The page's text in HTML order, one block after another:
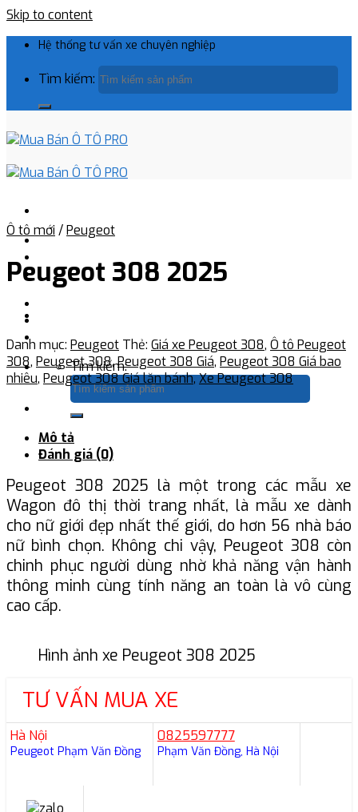
Skip to content
Hệ thống tư vấn xe chuyên nghiệp
Tìm kiếm:
Tìm kiếm:
Ô tô mới /Peugeot
Peugeot 308 2025
Danh mục: Peugeot Thẻ: Giá xe Peugeot 308, Ô tô Peugeot
308, Peugeot 308,Peugeot 308 Giá, Peugeot 308 Giá bao
nhiêu, Peugeot 308 Giá lăn bánh,Xe Peugeot 308
Mô tả
Đánh giá (0)
Peugeot 308 2025 là một trong các mẫu xe
Wagon đô thị thời trang nhất, là mẫu xe dành
cho nữ giới đẹp nhất thế giới, do hơn 56 nhà báo
nữ bình chọn. Không chi vậy, Peugeot 308 còn
chinh phục người dùng nhờ khả năng vận hành
thông minh cùng tính năng an toàn là vô cùng
cao cấp.
Hình ảnh xe Peugeot 308 2025
TƯ VẤN MUA XE
Hà Nội
Peugeot Phạm Văn Đồng
0825597777
Phạm Văn Đồng, Hà Nội